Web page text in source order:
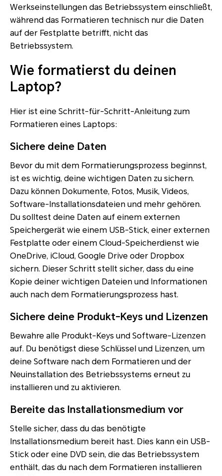
Werkseinstellungen das Betriebssystem einschließt,
während das Formatieren technisch nur die Daten
auf der Festplatte betrifft, nicht das
Betriebssystem.
Wie formatierst du deinen
Laptop?
Hier ist eine Schritt-für-Schritt-Anleitung zum
Formatieren eines Laptops:
Sichere deine Daten
Bevor du mit dem Formatierungsprozess beginnst,
ist es wichtig, deine wichtigen Daten zu sichern.
Dazu können Dokumente, Fotos, Musik, Videos,
Software-Installationsdateien und mehr gehören.
Du solltest deine Daten auf einem externen
Speichergerät wie einem USB-Stick, einer externen
Festplatte oder einem Cloud-Speicherdienst wie
OneDrive, iCloud, Google Drive oder Dropbox
sichern. Dieser Schritt stellt sicher, dass du eine
Kopie deiner wichtigen Dateien und Informationen
auch nach dem Formatierungsprozess hast.
Sichere deine Produkt-Keys und Lizenzen
Bewahre alle Produkt-Keys und Software-Lizenzen
auf. Du benötigst diese Schlüssel und Lizenzen, um
deine Software nach dem Formatieren und der
Neuinstallation des Betriebssystems erneut zu
installieren und zu aktivieren.
Bereite das Installationsmedium vor
Stelle sicher, dass du das benötigte
Installationsmedium bereit hast. Dies kann ein USB-
Stick oder eine DVD sein, die das Betriebssystem
enthält, das du nach dem Formatieren installieren